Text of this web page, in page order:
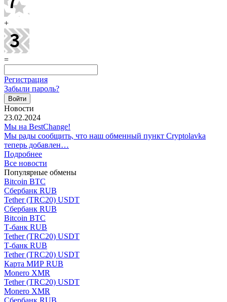
+
=
Регистрация
Забыли пароль?
Новости
23.02.2024
Мы на BestChange!
Мы рады сообщить, что наш обменный пункт Cryptolavka
теперь добавлен…
Подробнее
Все новости
Популярные обмены
Bitcoin BTC
Сбербанк RUB
Tether (TRC20) USDT
Сбербанк RUB
Bitcoin BTC
Т-банк RUB
Tether (TRC20) USDT
Т-банк RUB
Tether (TRC20) USDT
Карта МИР RUB
Monero XMR
Tether (TRC20) USDT
Monero XMR
Сбербанк RUB